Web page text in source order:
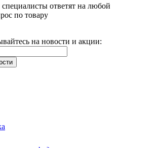
ответят на любой
по товару
на новости и акции: